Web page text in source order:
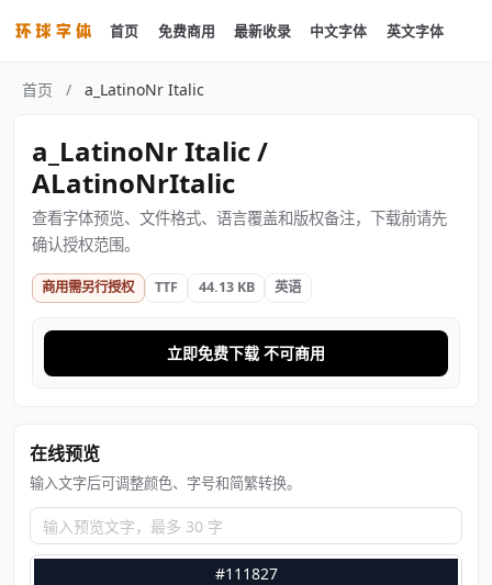
首页 免费商用 最新收录 中文字体 英文字体
首页 / a_LatinoNr Italic
a_LatinoNr Italic /
ALatinoNrItalic
查看字体预览、文件格式、语言覆盖和版权备注，下载前请先
确认授权范围。
商用需另行授权 TTF 44.13 KB 英语
立即免费下载 不可商用
在线预览
输入文字后可调整颜色、字号和简繁转换。
输入预览文字，最多 30 字
#111827